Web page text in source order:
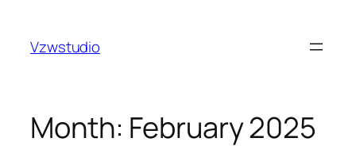
content
Vzwstudio
Month: February 2025